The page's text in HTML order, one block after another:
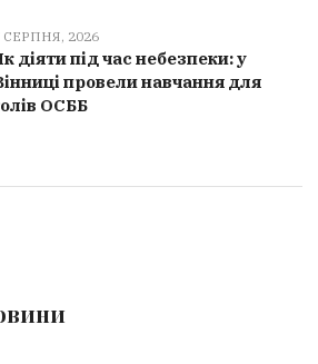
СЕРПНЯ, 2026
діяти під час небезпеки: у
провели навчання для
ОСББ